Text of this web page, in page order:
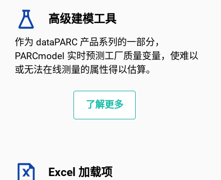
高级建模工具
作为 dataPARC 产品系列的一部分，
PARCmodel 实时预测工厂质量变量，使难以
或无法在线测量的属性得以估算。
了解更多
Excel 加载项